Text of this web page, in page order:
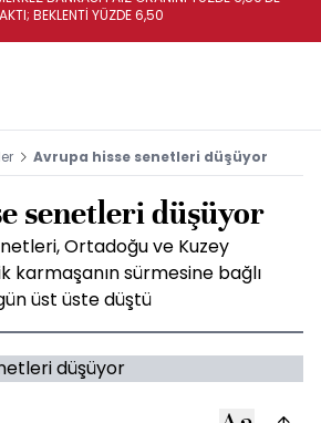
BEKLENTİ YÜZDE 6,50
Avrupa hisse senetleri düşüyor
senetleri düşüyor
Ortadoğu ve Kuzey
karmaşanın sürmesine bağlı
üst üste düştü